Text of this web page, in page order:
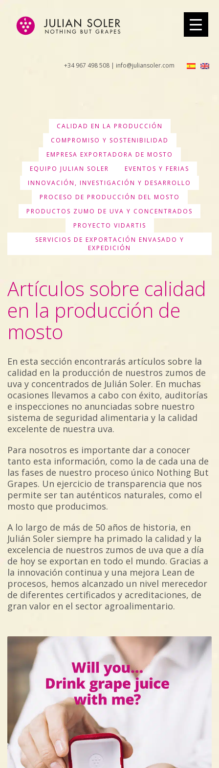
+34 967 498 508 | info@juliansoler.com
CALIDAD EN LA PRODUCCIÓN
COMPROMISO Y SOSTENIBILIDAD
EMPRESA EXPORTADORA DE MOSTO
EQUIPO JULIAN SOLER
EVENTOS Y FERIAS
INNOVACIÓN, INVESTIGACIÓN Y DESARROLLO
PROCESO DE PRODUCCIÓN DEL MOSTO
PRODUCTOS ZUMO DE UVA Y CONCENTRADOS
PROYECTO VIDARTIS
SERVICIOS DE EXPORTACIÓN ENVASADO Y
EXPEDICIÓN
Artículos sobre calidad
en la producción de
mosto
En esta sección encontrarás artículos sobre la
calidad en la producción de nuestros zumos de
uva y concentrados de Julián Soler. En muchas
ocasiones llevamos a cabo con éxito, auditorías
e inspecciones no anunciadas sobre nuestro
sistema de seguridad alimentaria y la calidad
excelente de nuestra uva.
Para nosotros es importante dar a conocer
tanto esta información, como la de cada una de
las fases de nuestro proceso único Nothing But
Grapes. Un ejercicio de transparencia que nos
permite ser tan auténticos naturales, como el
mosto que producimos.
A lo largo de más de 50 años de historia, en
Julián Soler siempre ha primado la calidad y la
excelencia de nuestros zumos de uva que a día
de hoy se exportan en todo el mundo. Gracias a
la innovación continua y una mejora Lean de
procesos, hemos alcanzado un nivel merecedor
de diferentes certificados y acreditaciones, de
gran valor en el sector agroalimentario.